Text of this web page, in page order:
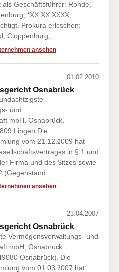
als Geschäftsführer: Rohde,
*XX.XX.XXXX,
Prokura erloschen:
Cloppenburg,…
ansehen
01.02.2010
Osnabrück
und
mbH, Osnabrück,
Lingen.Die
vom 21.12.2009 hat
in § 1 und
Firma und des Sitzes sowie
(Gegenstand…
ansehen
23.04.2007
Osnabrück
Vermögensverwaltungs- und
mbH, Osnabrück
Osnabrück). Die
vom 01.03.2007 hat